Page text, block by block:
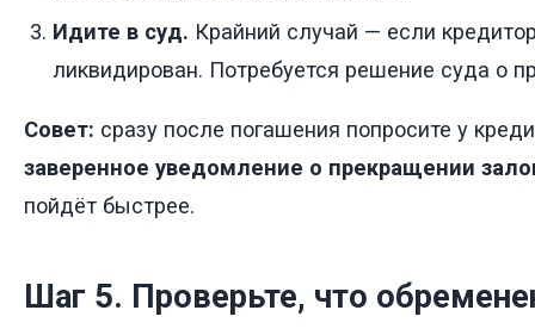
Идите в суд. Крайний случай — если
ликвидирован. Потребуется решение суда о
Совет: сразу после погашения попросите у
заверенное уведомление о прекращении
пойдёт быстрее.
Шаг 5. Проверьте, что